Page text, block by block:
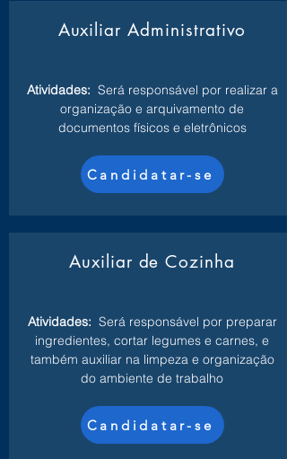
Auxiliar Administrativo
Atividades: Será responsável por realizar a
organização e arquivamento de
documentos físicos e eletrônicos
Candidatar-se
Auxiliar de Cozinha
Atividades: Será responsável por preparar
ingredientes, cortar legumes e carnes, e
também auxiliar na limpeza e organização
do ambiente de trabalho
Candidatar-se